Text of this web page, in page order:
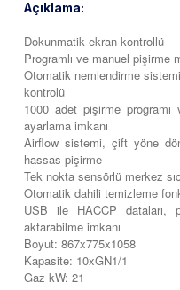
Açıklama:
Dokunmatik ekran kontrollü
Programlı ve manuel pişirme
Otomatik nemlendirme
kontrolü
1000 adet pişirme
ayarlama imkanı
Airflow sistemi, çift yöne
hassas pişirme
Tek nokta sensörlü merkez
Otomatik dahili temizleme
USB ile HACCP dataları,
aktarabilme imkanı
Boyut: 867x775x1058
Kapasite: 10xGN1/1
Gaz kW: 21